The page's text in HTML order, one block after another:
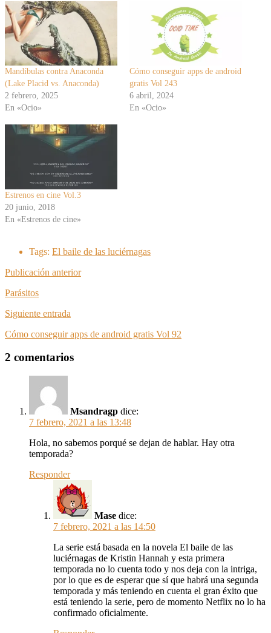
Mandíbulas contra Anaconda
(Lake Placid vs. Anaconda)
2 febrero, 2025
En «Ocio»
Cómo conseguir apps de android
gratis Vol 243
6 abril, 2024
En «Ocio»
Estrenos en cine Vol.3
20 junio, 2018
En «Estrenos de cine»
Tags: El baile de las luciérnagas
Publicación anterior
Parásitos
Siguiente entrada
Cómo conseguir apps de android gratis Vol 92
2 comentarios
Msandragp dice:
7 febrero, 2021 a las 13:48
Hola, no sabemos porqué se dejan de hablar. Hay otra
temporada?
Responder
Mase dice:
7 febrero, 2021 a las 14:50
La serie está basada en la novela El baile de las
luciérnagas de Kristin Hannah y esta primera
temporada no lo cuenta todo y nos deja con la intriga,
por lo que es de esperar que sí que habrá una segunda
temporada y más teniendo en cuenta el gran éxito que
está teniendo la serie, pero de momento Netflix no lo ha
confirmado oficialmente.